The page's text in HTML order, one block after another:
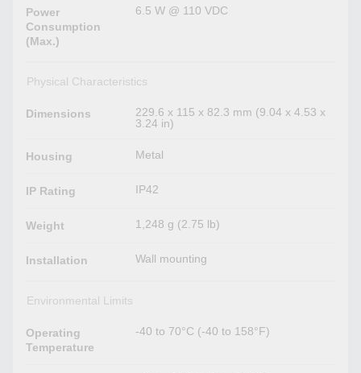
Power
Consumption
(Max.)
6.5 W @ 110 VDC
Physical Characteristics
Dimensions
229.6 x 115 x 82.3 mm (9.04 x 4.53 x
3.24 in)
Housing Metal
IP Rating IP42
Weight 1,248 g (2.75 lb)
Installation Wall mounting
Environmental Limits
Operating
Temperature
-40 to 70°C (-40 to 158°F)